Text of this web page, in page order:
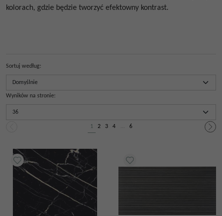
kolorach, gdzie będzie tworzyć efektowny kontrast.
Sortuj według:
Wyników na stronie:
1 2 3 4 ... 6